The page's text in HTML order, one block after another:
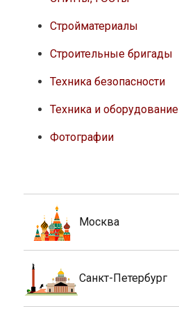
Стройматериалы
Строительные бригады
Техника безопасности
Техника и оборудование
Фотографии
Москва
Санкт-Петербург